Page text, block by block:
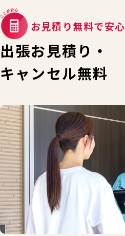
お見積り無料で安心
出張お見積り・
キャンセル無料